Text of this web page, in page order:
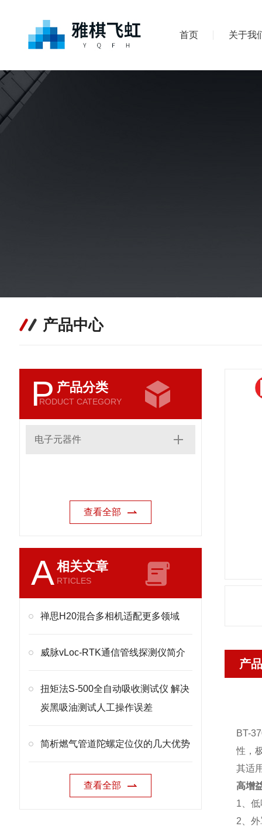
首页 关于我
产品中心
P 产品分类
RODUCT CATEGORY
电子元器件
查看全部
A相关文章
RTICLES
禅思H20混合多相机适配更多领域
威脉vLoc-RTK通信管线探测仪简介
扭矩法S-500全自动吸收测试仪 解决
炭黑吸油测试人工操作误差
简析燃气管道陀螺定位仪的几大优势
查看全部
产
BT-
性，
其适
高增
1、
2、